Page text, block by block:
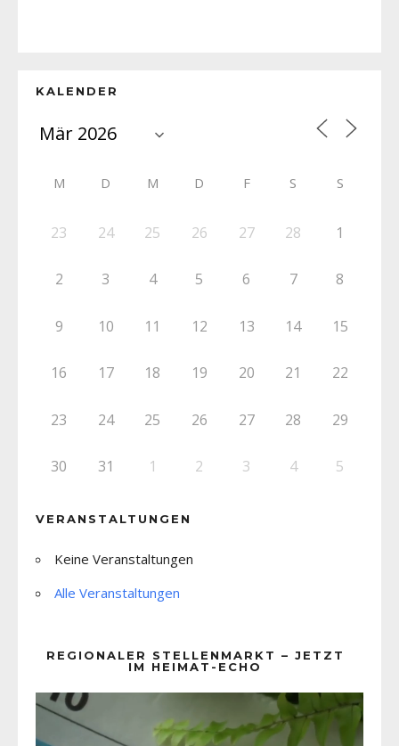
KALENDER
M D M D F S S
23 24 25 26 27 28 1
2 3 4 5 6 7 8
9 10 11 12 13 14 15
16 17 18 19 20 21 22
23 24 25 26 27 28 29
30 31 1 2 3 4 5
VERANSTALTUNGEN
Keine Veranstaltungen
Alle Veranstaltungen
REGIONALER STELLENMARKT – JETZT
IM HEIMAT-ECHO
Player